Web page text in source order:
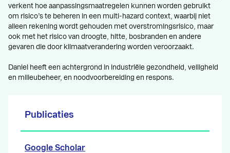
verkent hoe aanpassingsmaatregelen kunnen worden gebruikt
om risico’s te beheren in een multi-hazard context, waarbij niet
alleen rekening wordt gehouden met overstromingsrisico, maar
ook met het risico van droogte, hitte, bosbranden en andere
gevaren die door klimaatverandering worden veroorzaakt.
Daniel heeft een achtergrond in industriële gezondheid, veiligheid
en milieubeheer, en noodvoorbereiding en respons.
Publicaties
Google Scholar